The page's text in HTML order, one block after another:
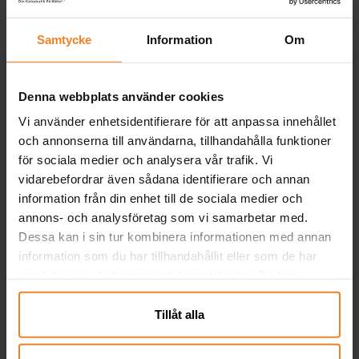
Samtycke Information Om
Denna webbplats använder cookies
Vi använder enhetsidentifierare för att anpassa innehållet
och annonserna till användarna, tillhandahålla funktioner
för sociala medier och analysera vår trafik. Vi
vidarebefordrar även sådana identifierare och annan
information från din enhet till de sociala medier och
annons- och analysföretag som vi samarbetar med.
Dessa kan i sin tur kombinera informationen med annan
information som du har tillhandahållit eller som de har
närsomhelst ändra ditt samtycke.
Tillåt alla
Pris:59,00 kr
59,00 kr Pris:59,00 kr
59,00 kr
Andra köpte även
Kalaspåsar av papper 4-
2x48 bitar